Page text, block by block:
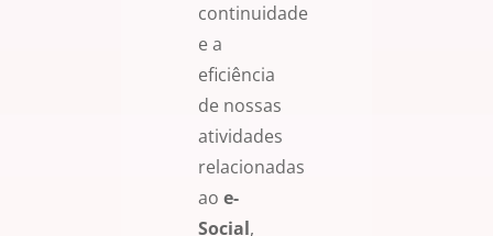
continuidade
e a
eficiência
de nossas
atividades
relacionadas
aoe-
Social,